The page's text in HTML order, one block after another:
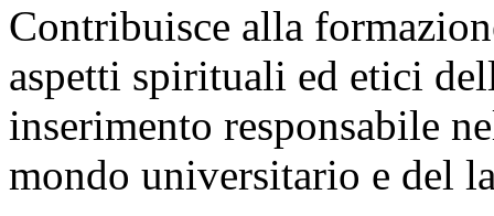
Contribuisce alla
aspetti spirituali ed etici
inserimento responsabile
mondo universitario e del